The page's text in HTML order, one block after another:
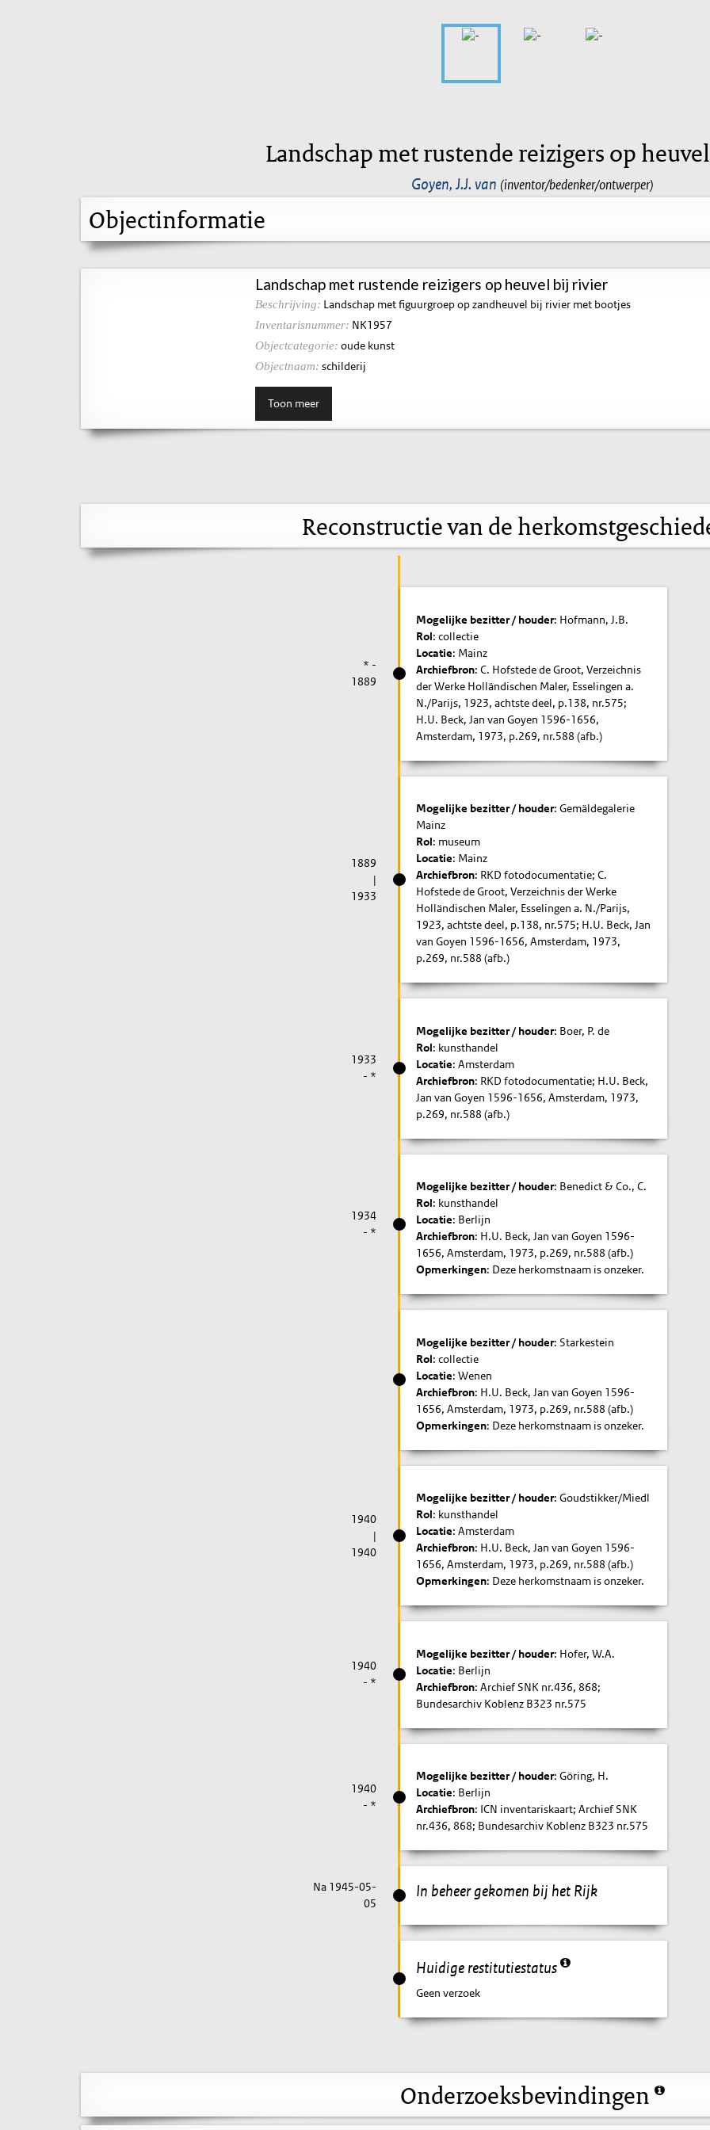
Landschap met rustende reizigers op
Goyen, J.J. van (inventor/bedenker/ontwerper)
Objectinformatie
Landschap met rustende reizigers op heuvel bij rivier
Beschrijving: Landschap met figuurgroep op zandheuvel bij rivier met bootjes
Inventarisnummer: NK1957
Objectcategorie: oude kunst
Objectnaam: schilderij
Toon meer
Reconstructie van de
* -
1889
Mogelijke bezitter / houder: Hofmann, J.B.
Rol: collectie
Locatie: Mainz
Archiefbron: C. Hofstede de Groot, Verzeichnis
der Werke Holländischen Maler, Esselingen a.
N./Parijs, 1923, achtste deel, p.138, nr.575;
H.U. Beck, Jan van Goyen 1596-1656,
Amsterdam, 1973, p.269, nr.588 (afb.)
1889
|
1933
Mogelijke bezitter / houder: Gemäldegalerie
Mainz
Rol: museum
Locatie: Mainz
Archiefbron: RKD fotodocumentatie; C.
Hofstede de Groot, Verzeichnis der Werke
Holländischen Maler, Esselingen a. N./Parijs,
1923, achtste deel, p.138, nr.575; H.U. Beck, Jan
van Goyen 1596-1656, Amsterdam, 1973,
p.269, nr.588 (afb.)
1933
- *
Mogelijke bezitter / houder: Boer, P. de
Rol: kunsthandel
Locatie: Amsterdam
Archiefbron: RKD fotodocumentatie; H.U. Beck,
Jan van Goyen 1596-1656, Amsterdam, 1973,
p.269, nr.588 (afb.)
1934
- *
Mogelijke bezitter / houder: Benedict & Co., C.
Rol: kunsthandel
Locatie: Berlijn
Archiefbron: H.U. Beck, Jan van Goyen 1596-
1656, Amsterdam, 1973, p.269, nr.588 (afb.)
Opmerkingen: Deze herkomstnaam is onzeker.
Mogelijke bezitter / houder: Starkestein
Rol: collectie
Locatie: Wenen
Archiefbron: H.U. Beck, Jan van Goyen 1596-
1656, Amsterdam, 1973, p.269, nr.588 (afb.)
Opmerkingen: Deze herkomstnaam is onzeker.
1940
|
1940
Mogelijke bezitter / houder: Goudstikker/Miedl
Rol: kunsthandel
Locatie: Amsterdam
Archiefbron: H.U. Beck, Jan van Goyen 1596-
1656, Amsterdam, 1973, p.269, nr.588 (afb.)
Opmerkingen: Deze herkomstnaam is onzeker.
1940
- *
Mogelijke bezitter / houder: Hofer, W.A.
Locatie: Berlijn
Archiefbron: Archief SNK nr.436, 868;
Bundesarchiv Koblenz B323 nr.575
1940
- *
Mogelijke bezitter / houder: Göring, H.
Locatie: Berlijn
Archiefbron: ICN inventariskaart; Archief SNK
nr.436, 868; Bundesarchiv Koblenz B323 nr.575
In beheer gekomen bij het Rijk
Na 1945-05-
05
Huidige restitutiestatus
Geen verzoek
Onderzoeksbevindingen